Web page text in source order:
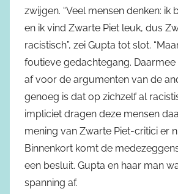
zwijgen. “Veel mensen denken: ik
en ik vind Zwarte Piet leuk, dus
racistisch”, zei Gupta tot slot.
foutieve gedachtegang. Daarmee
af voor de argumenten van de
genoeg is dat op zichzelf al
impliciet dragen deze mensen
mening van Zwarte Piet-critici er
Binnenkort komt de
een besluit. Gupta en haar man
spanning af.